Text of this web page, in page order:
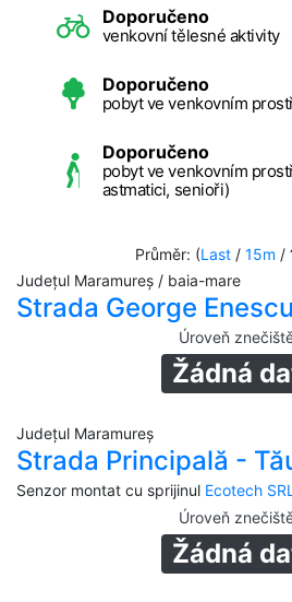
Doporučeno
venkovní tělesné aktivity
Doporučeno
pobyt ve venkovním
Doporučeno
pobyt ve venkovním
astmatici, senioři)
Průměr: (Last/ 15m /
Județul Maramureș / baia-mare
Strada George Enescu
Úroveň
Žádná
Județul Maramureș
Strada Principală -
Senzor montat cu sprijinul Ecotech SRL
Úroveň
Žádná